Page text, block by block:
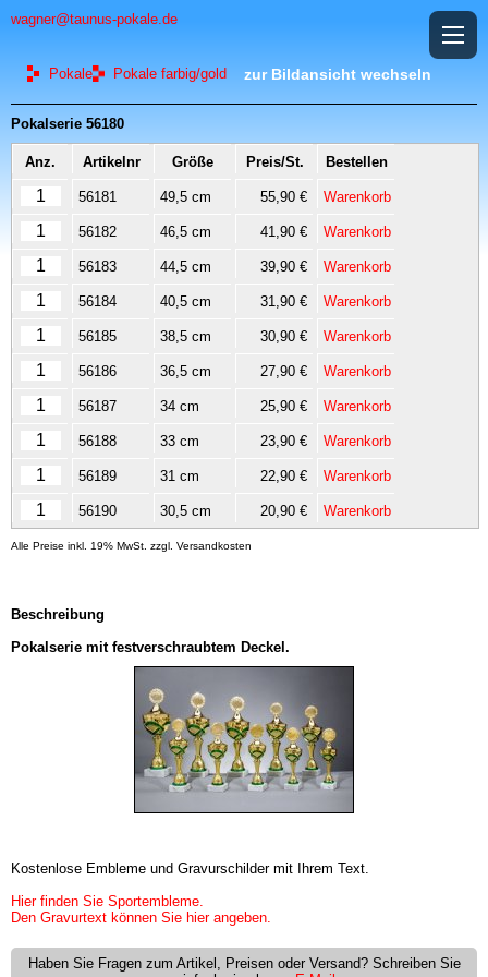
wagner@taunus-pokale.de
Pokale Pokale farbig/gold zur Bildansicht wechseln
Pokalserie 56180
Anz. Artikelnr Größe Preis/St. Bestellen
56181 49,5 cm 55,90 € Warenkorb
56182 46,5 cm 41,90 € Warenkorb
56183 44,5 cm 39,90 € Warenkorb
56184 40,5 cm 31,90 € Warenkorb
56185 38,5 cm 30,90 € Warenkorb
56186 36,5 cm 27,90 € Warenkorb
56187 34 cm 25,90 € Warenkorb
56188 33 cm 23,90 € Warenkorb
56189 31 cm 22,90 € Warenkorb
56190 30,5 cm 20,90 € Warenkorb
Alle Preise inkl. 19% MwSt. zzgl. Versandkosten
Beschreibung
Pokalserie mit festverschraubtem Deckel.
Kostenlose Embleme und Gravurschilder mit Ihrem Text.
Hier finden Sie Sportembleme.
Den Gravurtext können Sie hier angeben.
Haben Sie Fragen zum Artikel, Preisen oder Versand? Schreiben Sie